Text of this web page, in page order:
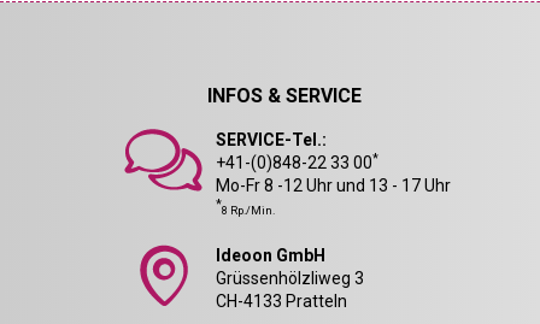
INFOS & SERVICE
SERVICE-Tel.:
+41-(0)848-22 33 00*
Mo-Fr 8 -12 Uhr und 13 - 17 Uhr
*8 Rp./Min.
Ideoon GmbH
Grüssenhölzliweg 3
CH-4133 Pratteln